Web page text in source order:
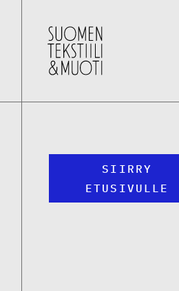
SIIRRY
ETUSIVULLE